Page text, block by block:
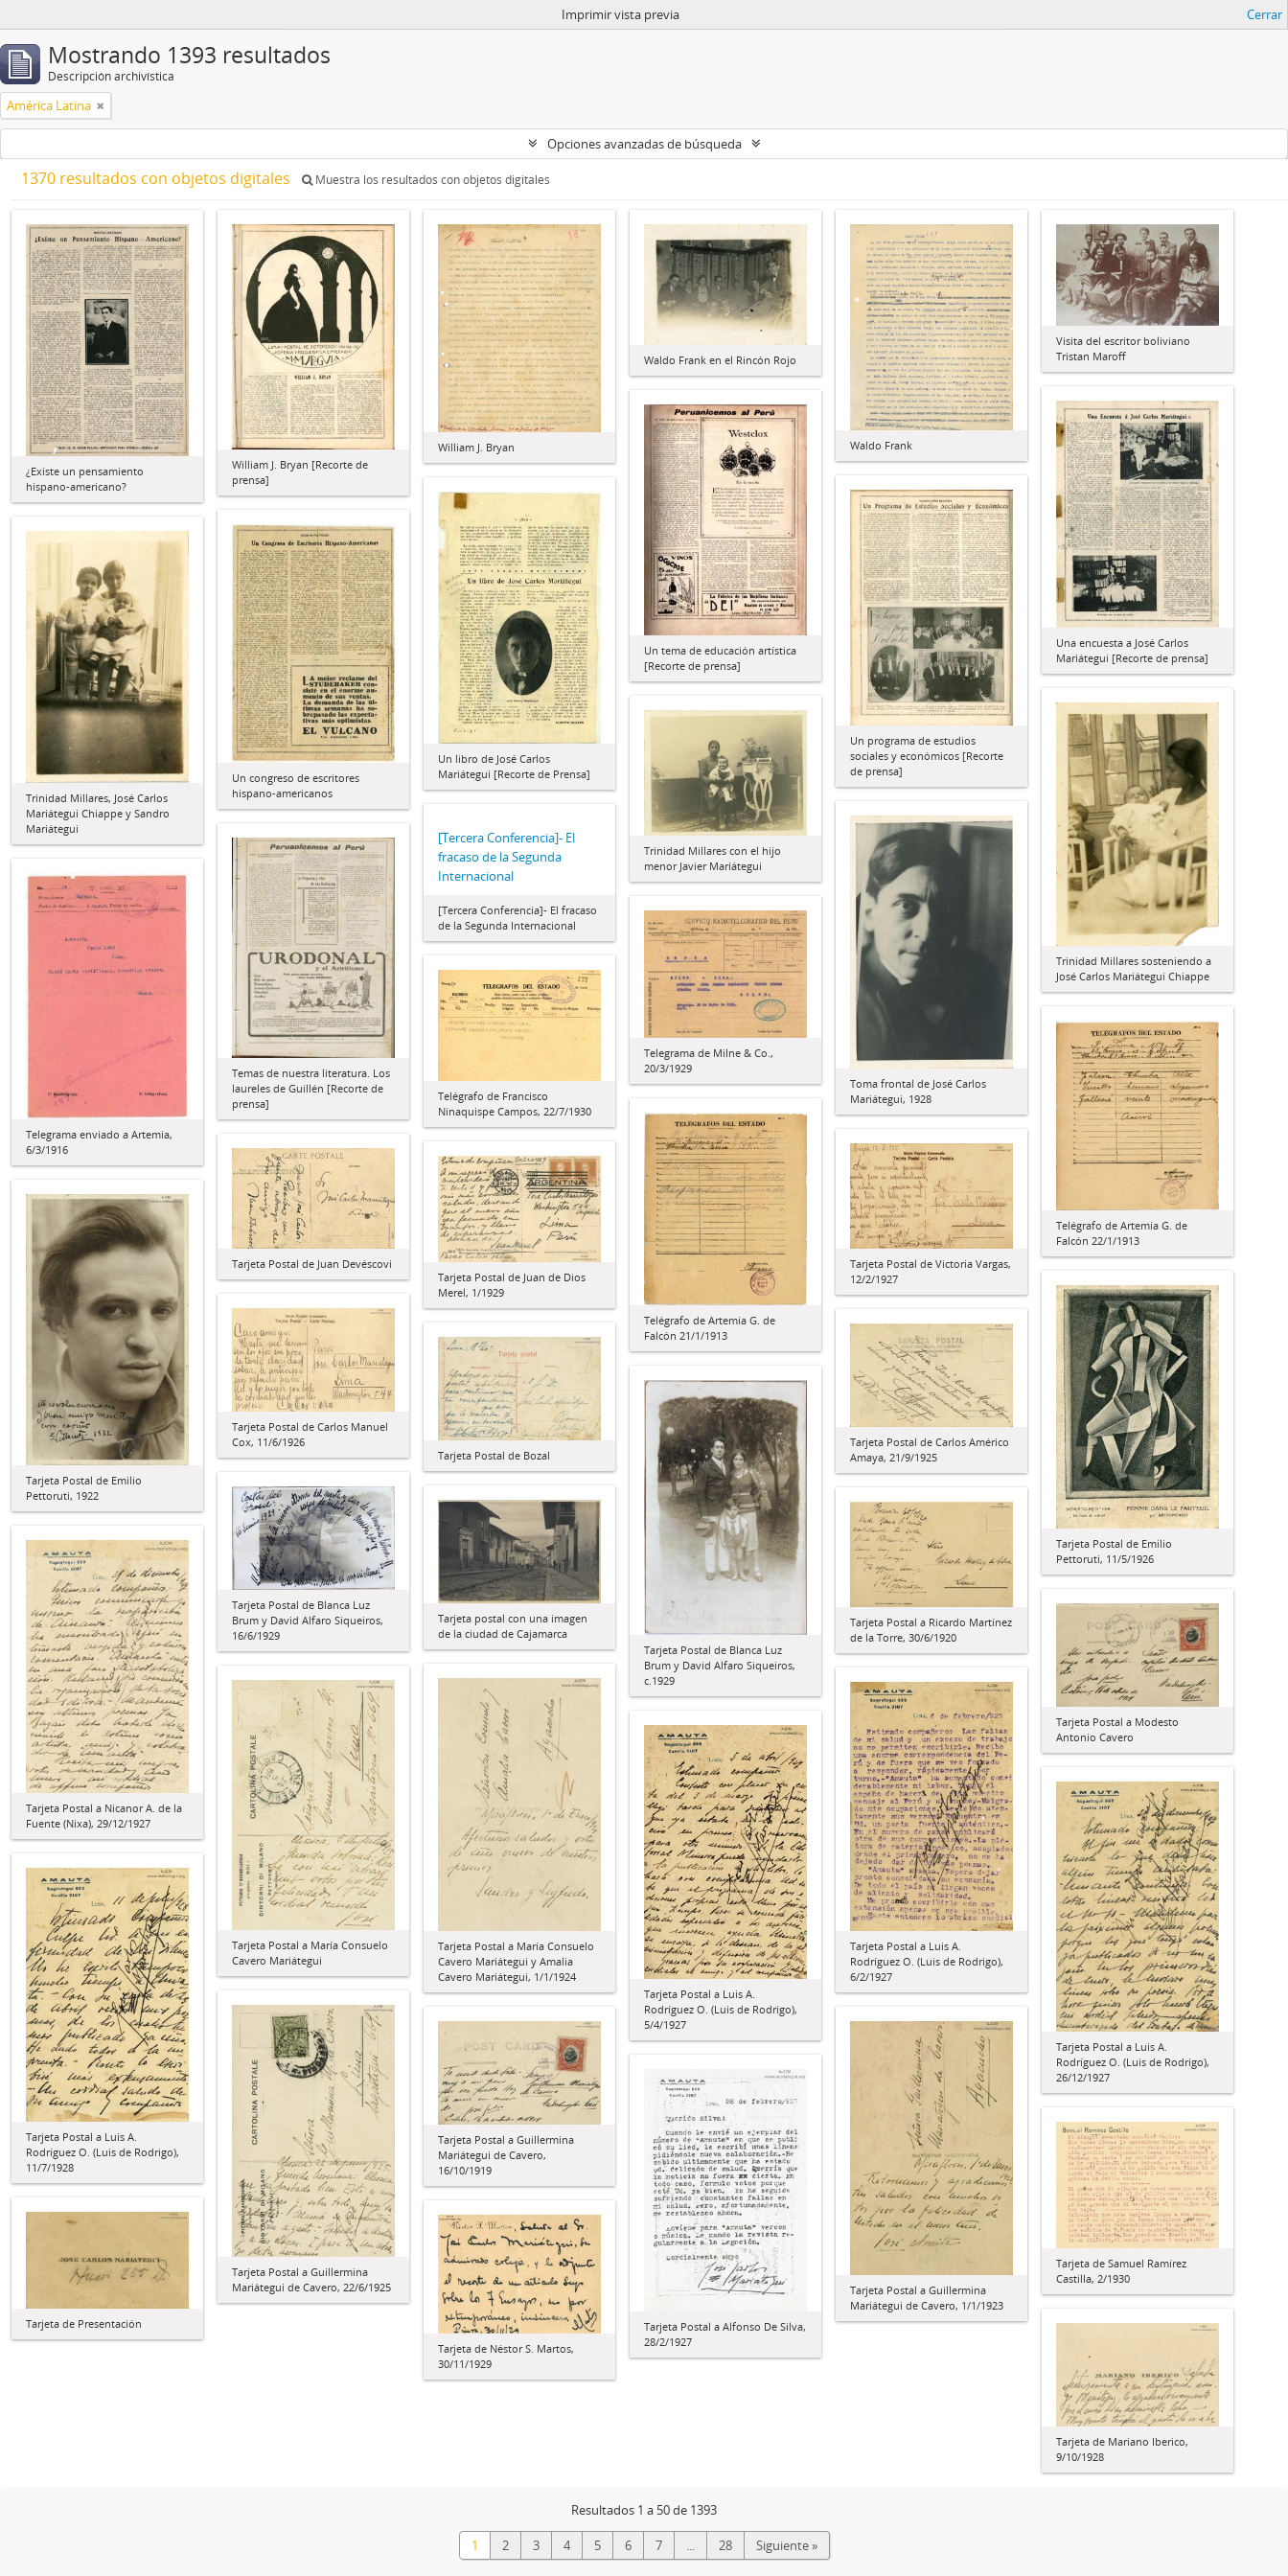
Imprimir vista previa Cerrar
Mostrando 1393 resultados
Descripción archivística
América Latina
Opciones avanzadas de búsqueda
1370 resultados con objetos digitales Muestra los resultados con objetos digitales
¿Existe un pensamiento
hispano-americano?
William J. Bryan [Recorte de
prensa]
William J. Bryan
Waldo Frank en el Rincón Rojo
Waldo Frank
Visita del escritor boliviano
Tristan Maroff
Una encuesta a José Carlos
Mariátegui [Recorte de prensa]
Un tema de educación artística
[Recorte de prensa]
Un programa de estudios
sociales y económicos [Recorte
de prensa]
Un libro de José Carlos
Mariátegui [Recorte de Prensa]
Un congreso de escritores
hispano-americanos
Trinidad Millares, José Carlos
Mariátegui Chiappe y Sandro
Mariátegui
Trinidad Millares sosteniendo a
José Carlos Mariátegui Chiappe
Trinidad Millares con el hijo
menor Javier Mariátegui
Toma frontal de José Carlos
Mariátegui, 1928
[Tercera Conferencia]- El
fracaso de la Segunda
Internacional
[Tercera Conferencia]- El fracaso
de la Segunda Internacional
Temas de nuestra literatura. Los
laureles de Guillén [Recorte de
prensa]
Telegrama enviado a Artemia,
6/3/1916
Telegrama de Milne & Co.,
20/3/1929
Telégrafo de Francisco
Ninaquispe Campos, 22/7/1930
Telégrafo de Artemia G. de
Falcón 22/1/1913
Telégrafo de Artemia G. de
Falcón 21/1/1913
Tarjeta Postal de Victoria Vargas,
12/2/1927
Tarjeta Postal de Juan Devéscovi
Tarjeta Postal de Juan de Dios
Merel, 1/1929
Tarjeta Postal de Emilio
Pettoruti, 1922
Tarjeta Postal de Emilio
Pettoruti, 11/5/1926
Tarjeta Postal de Carlos Manuel
Cox, 11/6/1926
Tarjeta Postal de Carlos Américo
Amaya, 21/9/1925
Tarjeta Postal de Bozal
Tarjeta Postal de Blanca Luz
Brum y David Alfaro Siqueiros,
c.1929
Tarjeta Postal de Blanca Luz
Brum y David Alfaro Siqueiros,
16/6/1929
Tarjeta postal con una imagen
de la ciudad de Cajamarca
Tarjeta Postal a Ricardo Martínez
de la Torre, 30/6/1920
Tarjeta Postal a Nicanor A. de la
Fuente (Nixa), 29/12/1927
Tarjeta Postal a Modesto
Antonio Cavero
Tarjeta Postal a María Consuelo
Cavero Mariátegui y Amalia
Cavero Mariátegui, 1/1/1924
Tarjeta Postal a María Consuelo
Cavero Mariátegui
Tarjeta Postal a Luis A.
Rodríguez O. (Luis de Rodrigo),
6/2/1927
Tarjeta Postal a Luis A.
Rodríguez O. (Luis de Rodrigo),
5/4/1927
Tarjeta Postal a Luis A.
Rodríguez O. (Luis de Rodrigo),
26/12/1927
Tarjeta Postal a Luis A.
Rodríguez O. (Luis de Rodrigo),
11/7/1928
Tarjeta Postal a Guillermina
Mariátegui de Cavero, 22/6/1925
Tarjeta Postal a Guillermina
Mariátegui de Cavero,
16/10/1919
Tarjeta Postal a Guillermina
Mariátegui de Cavero, 1/1/1923
Tarjeta Postal a Alfonso De Silva,
28/2/1927
Tarjeta de Samuel Ramírez
Castilla, 2/1930
Tarjeta de Presentación
Tarjeta de Néstor S. Martos,
30/11/1929
Tarjeta de Mariano Iberico,
9/10/1928
Resultados 1 a 50 de 1393
1 2 3 4 5 6 7 ... 28 Siguiente »